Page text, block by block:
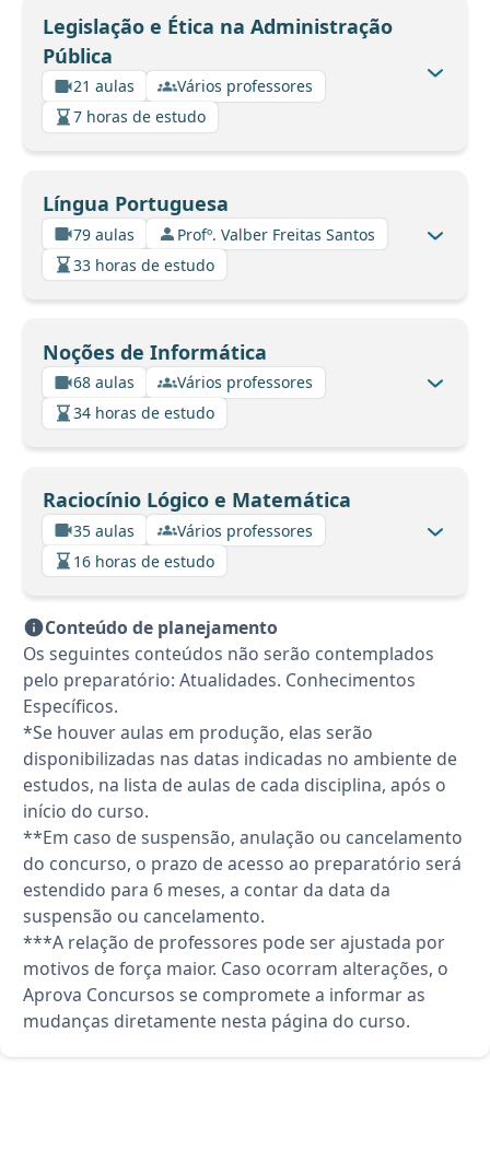
Legislação e Ética na Administração
Pública
21 aulas
Vários professores
7 horas de estudo
Língua Portuguesa
79 aulas
Profº. Valber Freitas Santos
33 horas de estudo
Noções de Informática
68 aulas
Vários professores
34 horas de estudo
Raciocínio Lógico e Matemática
35 aulas
Vários professores
16 horas de estudo
Conteúdo de planejamento
Os seguintes conteúdos não serão contemplados
pelo preparatório: Atualidades. Conhecimentos
Específicos.
*Se houver aulas em produção, elas serão
disponibilizadas nas datas indicadas no ambiente de
estudos, na lista de aulas de cada disciplina, após o
início do curso.
**Em caso de suspensão, anulação ou cancelamento
do concurso, o prazo de acesso ao preparatório será
estendido para 6 meses, a contar da data da
suspensão ou cancelamento.
***A relação de professores pode ser ajustada por
motivos de força maior. Caso ocorram alterações, o
Aprova Concursos se compromete a informar as
mudanças diretamente nesta página do curso.